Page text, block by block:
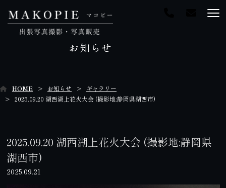
お知らせ
HOME お知らせ
ギャラリー
2025.09.20 湖西湖上花火大会 (撮影地:静岡県湖西市)
2025.09.20 湖西湖上花火大会 (撮影地:静岡県
湖西市)
2025.09.21